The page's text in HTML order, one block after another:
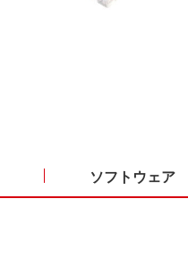
ソフトウェア